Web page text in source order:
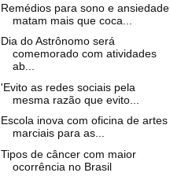
Remédios para sono e ansiedade
matam mais que coca...
Dia do Astrônomo será
comemorado com atividades
ab...
'Evito as redes sociais pela
mesma razão que evito...
Escola inova com oficina de artes
marciais para as...
Tipos de câncer com maior
ocorrência no Brasil